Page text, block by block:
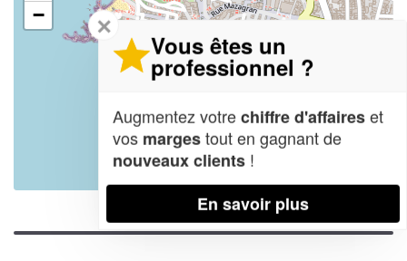
−
Leaflet| Map data ©OpenStreetMap contributors,CC-BY-SA
✕
Vous êtes un
professionnel ?
Augmentez votrechiffre d'affaireset
vos margestout en gagnant de
nouveaux clients !
En savoir plus